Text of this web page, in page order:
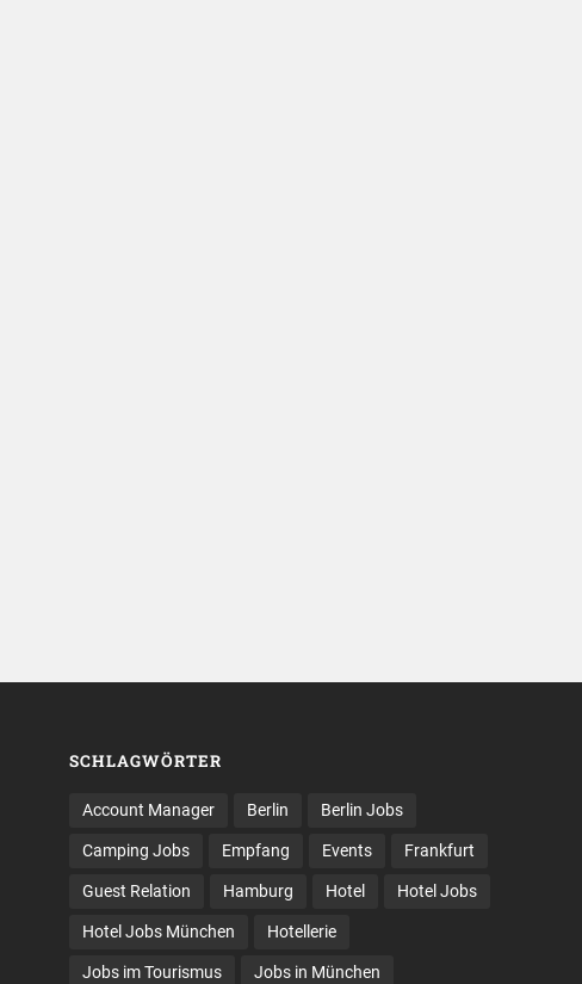
SCHLAGWÖRTER
Account Manager Berlin Berlin Jobs
Camping Jobs Empfang Events Frankfurt
Guest Relation Hamburg Hotel Hotel Jobs
Hotel Jobs München Hotellerie
Jobs im Tourismus Jobs in München